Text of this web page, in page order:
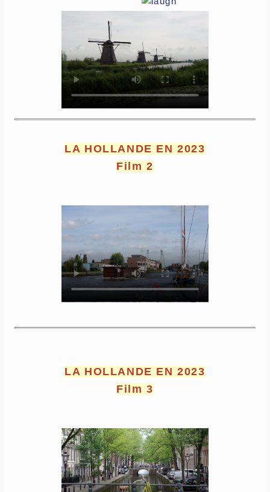
LA HOLLANDE EN 2023
Film 2
LA HOLLANDE EN 2023
Film 3